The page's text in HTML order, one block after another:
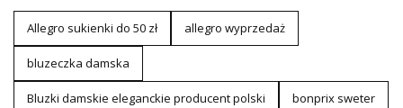
Allegro sukienki do 50 zł allegro wyprzedaż
bluzeczka damska
Bluzki damskie eleganckie producent polski bonprix sweter